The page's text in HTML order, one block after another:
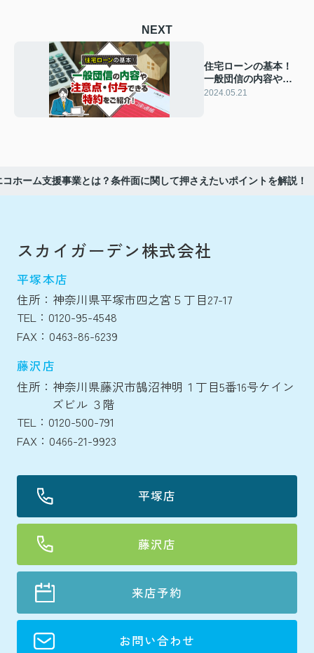
NEXT
住宅ローンの基本！
一般団信の内容や注
意点・付与できる特
2024.05.21
ホーム支援事業とは？条件面に関して押さえたいポイントを解説！
スカイガーデン株式会社
平塚本店
住所：神奈川県平塚市四之宮５丁目27-17
TEL：0120-95-4548
FAX：0463-86-6239
藤沢店
住所：神奈川県藤沢市鵠沼神明１丁目5番16号ケイン
ズビル ３階
TEL：0120-500-791
FAX：0466-21-9923
平塚店
藤沢店
来店予約
お問い合わせ